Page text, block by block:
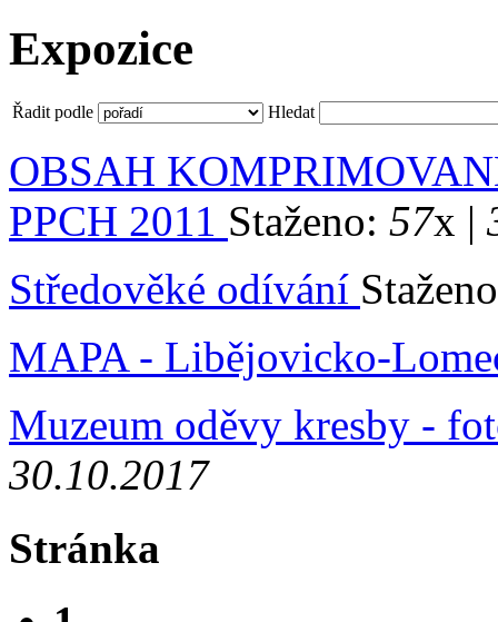
Expozice
Řadit podle Hledat
OBSAH
PPCH 2011 Staženo: 57x |
Středověké odívání
MAPA - Libějovicko-
Muzeum oděvy kresby -
30.10.2017
Stránka